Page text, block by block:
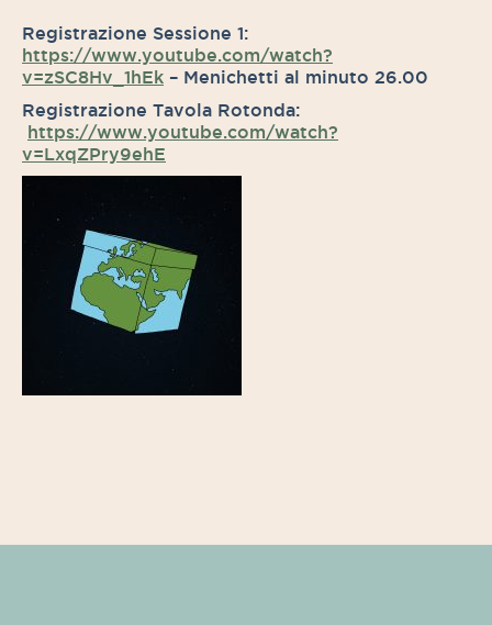
Registrazione Sessione 1:
https://www.youtube.com/watch?
v=zSC8Hv_1hEk – Menichetti al minuto 26.00
Registrazione Tavola Rotonda:
https://www.youtube.com/watch?
v=LxqZPry9ehE